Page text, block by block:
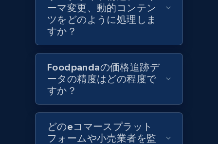
Category id, Product id, Product name, Price,
Currency, Colour code, Colour, Description, and
Best Buy products
URL, Product id, Title, Images, Final price,
Currency, Discount, Initial price, and more.
ーマ変更、動的コンテン
ツをどのように処理しま
すか？
Foodpandaの価格追跡デ
ータの精度はどの程度で
すか？
どのeコマースプラット
フォームや小売業者を監